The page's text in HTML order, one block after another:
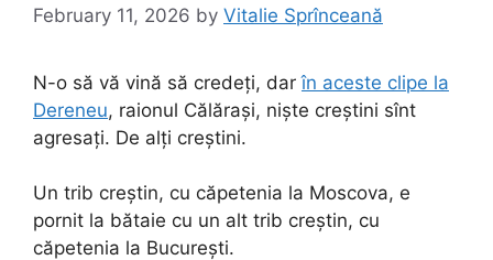
February 11, 2026 by Vitalie Sprînceană
N-o să vă vină să credeți, darîn aceste clipe la
Dereneu, raionul Călărași, niște creștini sînt
agresați. De alți creștini.
Un trib creștin, cu căpetenia la Moscova, e
pornit la bătaie cu un alt trib creștin, cu
căpetenia la București.